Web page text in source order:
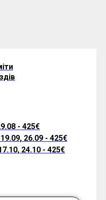
- 425€
26.09 - 425€
24.10 - 425€